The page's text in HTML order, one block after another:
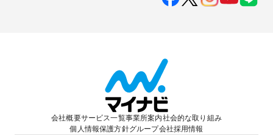
会社概要サービス一覧事業所案内社会的な取り組み
個人情報保護方針グループ会社採用情報